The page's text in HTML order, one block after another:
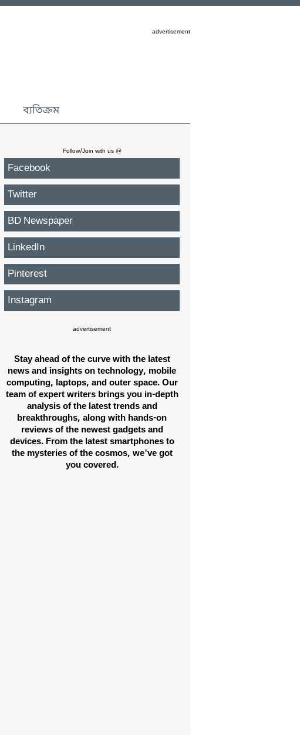
advertisement
ব্যতিক্রম
Follow/Join with us @
Facebook
Twitter
BD Newspaper
LinkedIn
Pinterest
Instagram
advertisement
Stay ahead of the curve with the latest
news and insights on technology, mobile
computing, laptops, and outer space. Our
team of expert writers brings you in-depth
analysis of the latest trends and
breakthroughs, along with hands-on
reviews of the newest gadgets and
devices. From the latest smartphones to
the mysteries of the cosmos, we've got
you covered.